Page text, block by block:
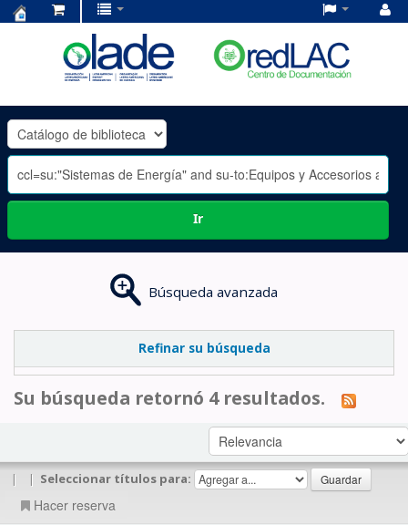
OLADE
-
Ir
Búsqueda avanzada
Refinar su búsqueda
Su búsqueda retornó 4 resultados.
| | Seleccionar títulos para:
Hacer reserva